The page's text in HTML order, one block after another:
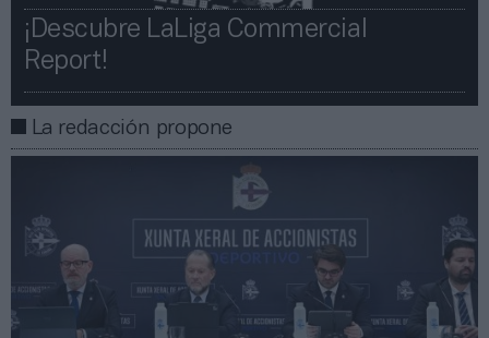
¡Descubre LaLiga Commercial
Report!​​
La redacción propone